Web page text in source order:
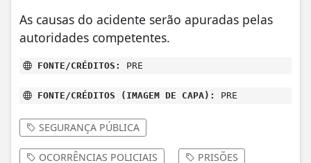
As causas do acidente serão apuradas pelas
autoridades competentes.
FONTE/CRÉDITOS: PRE
FONTE/CRÉDITOS (IMAGEM DE CAPA): PRE
SEGURANÇA PÚBLICA
OCORRÊNCIAS POLICIAIS PRISÕES